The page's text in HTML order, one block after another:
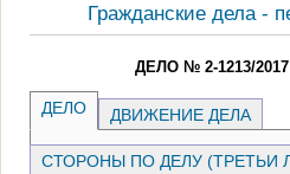
Гражданские дела -
ДЕЛО № 2-1213/2017
ДЕЛО ДВИЖЕНИЕ ДЕЛА
СТОРОНЫ ПО ДЕЛУ (ТРЕТЬИ